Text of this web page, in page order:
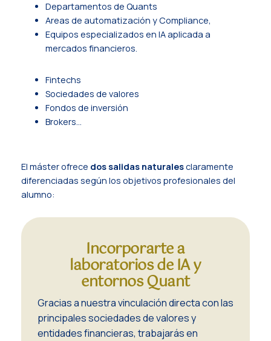
Departamentos de Quants
Areas de automatización y Compliance,
Equipos especializados en IA aplicada a
mercados financieros.
Fintechs
Sociedades de valores
Fondos de inversión
Brokers…
El máster ofrece dos salidas naturalesclaramente
diferenciadas según los objetivos profesionales del
alumno:
Incorporarte a
laboratorios de IA y
entornos Quant
Gracias a nuestra vinculación directa con las
principales sociedades de valores y
entidades financieras, trabajarás en